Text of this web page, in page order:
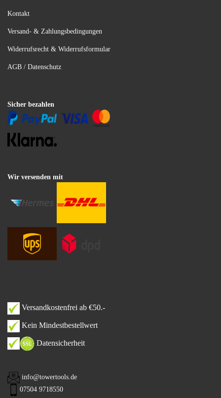
Kontakt
Versand- & Zahlungsbedingungen
Widerrufsrecht & Widerrufsformular
AGB / Datenschutz
Sicher bezahlen
Wir versenden mit
Versandkostenfrei ab €50.-
Kein Mindestbestellwert
Datensicherheit
info@towertools.de
07504 9718550